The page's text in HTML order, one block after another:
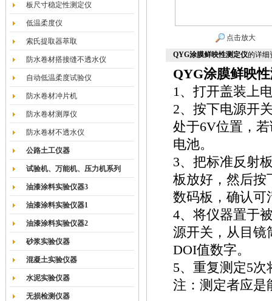
板尺寸稳定性测定仪
低温柔度仪
索氏提取器萃取
防水卷材搭接缝不透水仪
自动低温柔度试验仪
防水卷材冲片机
防水卷材测厚仪
防水卷材不透水仪
公路土工仪器
试验机、万能机、压力机系列
油漆涂料实验仪器3
油漆涂料实验仪器1
油漆涂料实验仪器2
砂浆实验仪器
混凝土实验仪器
水泥实验仪器
无损检测仪器
点击放大
QYG涂膜鲜映性测定仪的详细
QYG涂膜鲜映
1、打开盖装上
2、按下电源开
处于6V位置，
电池。
3、把标准反射
板放好，然后按
数码板，确认可
4、将仪器置于
源开关，从目镜
DOI值数字。
5、重复测定5
注：测定者应是